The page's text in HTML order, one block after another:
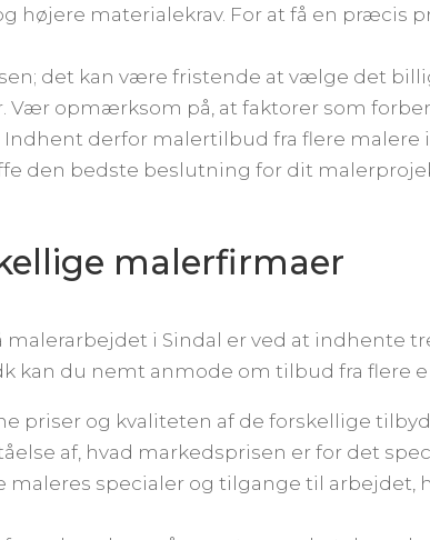
højere materialekrav. For at få en præcis
det kan være fristende at vælge det
opmærksom på, at faktorer som
derfor malertilbud fra flere
den bedste beslutning for dit
malerfirmaer
malerarbejdet i Sindal er ved at indhente
kan du nemt anmode om tilbud fra flere
priser og kvaliteten af de forskellige
af, hvad markedsprisen er for det
maleres specialer og tilgange til